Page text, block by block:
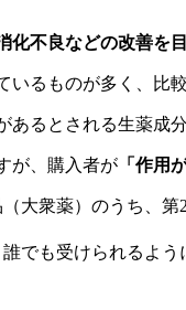
不良などの改善を
るものが多く、比
るとされる生薬成
が、購入者が 「作用
大衆薬）のうち、
でも受けられるよう